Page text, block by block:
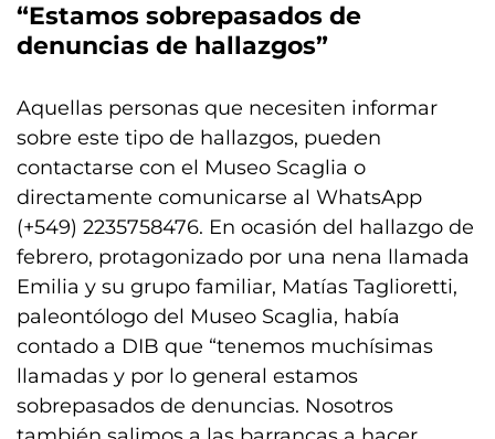
“Estamos sobrepasados de
denuncias de hallazgos”
Aquellas personas que necesiten informar
sobre este tipo de hallazgos, pueden
contactarse con el Museo Scaglia o
directamente comunicarse al WhatsApp
(+549) 2235758476. En ocasión del hallazgo de
febrero, protagonizado por una nena llamada
Emilia y su grupo familiar, Matías Taglioretti,
paleontólogo del Museo Scaglia, había
contado a DIB que “tenemos muchísimas
llamadas y por lo general estamos
sobrepasados de denuncias. Nosotros